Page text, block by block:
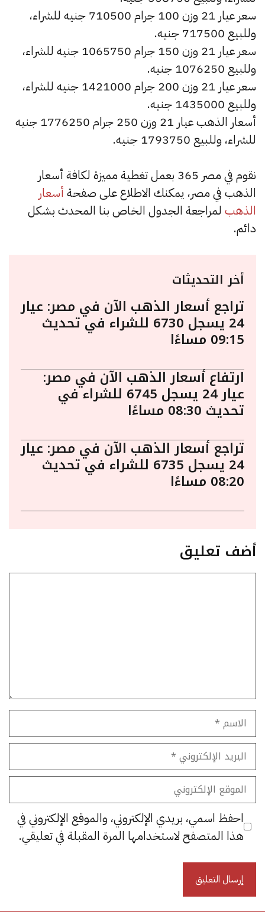
سعر عيار 21 وزن 100 جرام 710500 جنيه للشراء،
وللبيع 717500 جنيه.
سعر عيار 21 وزن 150 جرام 1065750 جنيه للشراء،
وللبيع 1076250 جنيه.
سعر عيار 21 وزن 200 جرام 1421000 جنيه للشراء،
وللبيع 1435000 جنيه.
أسعار الذهب عيار 21 وزن 250 جرام 1776250 جنيه
للشراء، وللبيع 1793750 جنيه.
نقوم في مصر 365 بعمل تغطية مميزة لكافة أسعار
الذهب في مصر، يمكنك الاطلاع على صفحة أسعار
الذهب لمراجعة الجدول الخاص بنا المحدث بشكل
دائم.
أخر التحديثات
تراجع أسعار الذهب الآن في مصر: عيار
24 يسجل 6730 للشراء في تحديث
09:15 مساءًا
ارتفاع أسعار الذهب الآن في مصر:
عيار 24 يسجل 6745 للشراء في
تحديث 08:30 مساءًا
تراجع أسعار الذهب الآن في مصر: عيار
24 يسجل 6735 للشراء في تحديث
08:20 مساءًا
أضف تعليق
الاسم
البريد
الإلكتروني
الموقع
الإلكتروني
احفظ اسمي، بريدي الإلكتروني، والموقع الإلكتروني في
هذا المتصفح لاستخدامها المرة المقبلة في تعليقي.